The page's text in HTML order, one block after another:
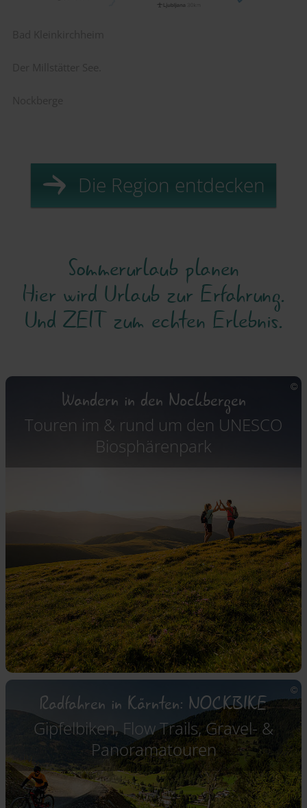
Die Region entdecken
Sommerurlaub planen
Hier wird Urlaub zur Erfahrung.
Und ZEIT zum echten Erlebnis.
Wandern in den Nockbergen
Touren im & rund um den UNESCO
Biosphärenpark
Radfahren in Kärnten: NOCKBIKE
Gipfelbiken, Flow Trails, Gravel- &
Panoramatouren